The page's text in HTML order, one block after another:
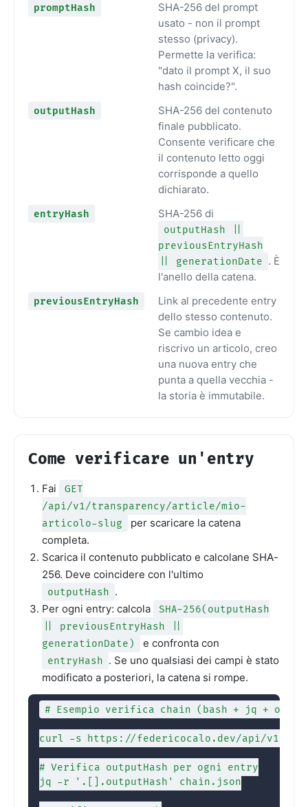
promptHash
SHA-256 del prompt
usato - non il prompt
stesso (privacy).
Permette la verifica:
"dato il prompt X, il suo
hash coincide?".
outputHash
SHA-256 del contenuto
finale pubblicato.
Consente verificare che
il contenuto letto oggi
corrisponde a quello
dichiarato.
entryHash SHA-256 di
outputHash ||
previousEntryHash
|| generationDate . È
l'anello della catena.
previousEntryHash
Link al precedente entry
dello stesso contenuto.
Se cambio idea e
riscrivo un articolo, creo
una nuova entry che
punta a quella vecchia -
la storia è immutabile.
Come verificare un'entry
Fai
GET
/api/v1/transparency/article/mio-
articolo-slug
per scaricare la catena
completa.
Scarica il contenuto pubblicato e calcolane SHA-
256. Deve coincidere con l'ultimo
outputHash .
Per ogni entry: calcola
SHA-256(outputHash
|| previousEntryHash ||
generationDate)
e confronta con
entryHash . Se uno qualsiasi dei campi è stato
modificato a posteriori, la catena si rompe.
# Esempio verifica chain (bash + jq +
curl -s https://federicocalo.dev/api/v1/
# Verifica outputHash per ogni entry
jq -r '.[].outputHash' chain.json